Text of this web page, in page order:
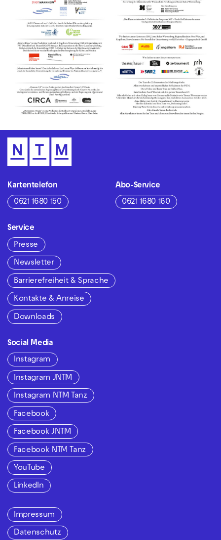
Kartentelefon
0621 1680 150
Abo-Service
0621 1680 160
Service
Presse
Newsletter
Barrierefreiheit & Sprache
Kontakte & Anreise
Downloads
Social Media
Instagram
Instagram JNTM
Instagram NTM Tanz
Facebook
Facebook JNTM
Facebook NTM Tanz
YouTube
LinkedIn
Impressum
Datenschutz